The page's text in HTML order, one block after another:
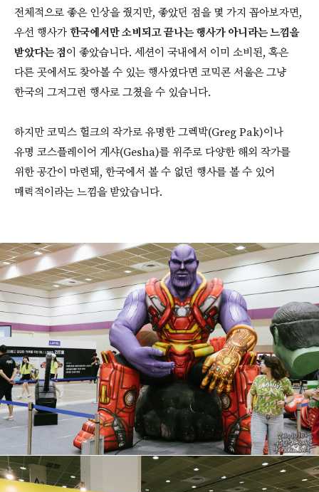
전체적으로 좋은 인상을 줬지만, 좋았던 점을 몇 가지 꼽아보자면,
우선 행사가 한국에서만 소비되고 끝나는 행사가 아니라는 느낌을
받았다는 점이 좋았습니다. 세션이 국내에서 이미 소비된, 혹은
다른 곳에서도 찾아볼 수 있는 행사였다면 코믹콘 서울은 그냥
한국의 그저그런 행사로 그쳤을 수 있습니다.
하지만 코믹스 헐크의 작가로 유명한 그렉박(Greg Pak)이나
유명 코스플레이어 게샤(Gesha)를 위주로 다양한 해외 작가를
위한 공간이 마련돼, 한국에서 볼 수 없던 행사를 볼 수 있어
매력적이라는 느낌을 받았습니다.